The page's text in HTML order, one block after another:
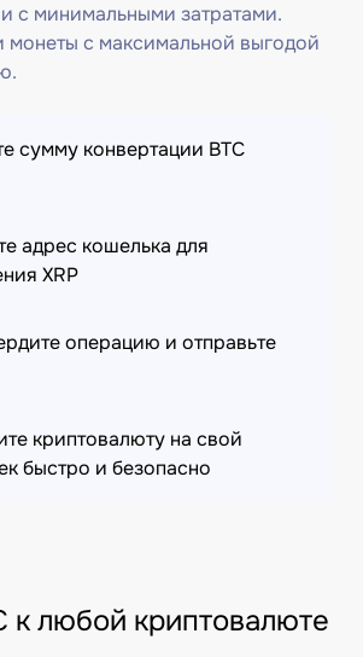
с минимальными затратами.
монеты с максимальной выгодой
сумму конвертации BTC
адрес кошелька для
XRP
операцию и отправьте
криптовалюту на свой
быстро и безопасно
к любой криптовалюте